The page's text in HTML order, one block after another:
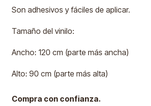
Son adhesivos y fáciles de aplicar.
Tamaño del vinilo:
Ancho: 120 cm (parte más ancha)
Alto: 90 cm (parte más alta)
Compra con confianza.